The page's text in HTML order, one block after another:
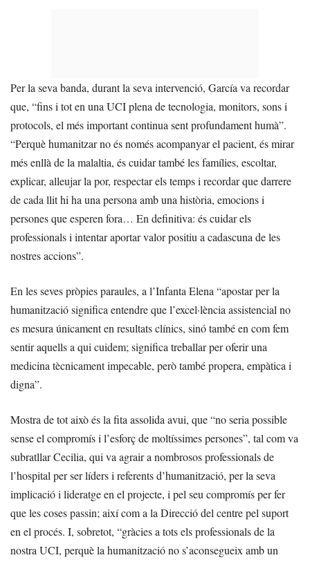
Per la seva banda, durant la seva intervenció, García va recordar
que, “fins i tot en una UCI plena de tecnologia, monitors, sons i
protocols, el més important continua sent profundament humà”.
“Perquè humanitzar no és només acompanyar el pacient, és mirar
més enllà de la malaltia, és cuidar també les famílies, escoltar,
explicar, alleujar la por, respectar els temps i recordar que darrere
de cada llit hi ha una persona amb una història, emocions i
persones que esperen fora… En definitiva: és cuidar els
professionals i intentar aportar valor positiu a cadascuna de les
nostres accions”.
En les seves pròpies paraules, a l’Infanta Elena “apostar per la
humanització significa entendre que l’excel·lència assistencial no
es mesura únicament en resultats clínics, sinó també en com fem
sentir aquells a qui cuidem; significa treballar per oferir una
medicina tècnicament impecable, però també propera, empàtica i
digna”.
Mostra de tot això és la fita assolida avui, que “no seria possible
sense el compromís i l’esforç de moltíssimes persones”, tal com va
subratllar Cecilia, qui va agrair a nombrosos professionals de
l’hospital per ser líders i referents d’humanització, per la seva
implicació i lideratge en el projecte, i pel seu compromís per fer
que les coses passin; així com a la Direcció del centre pel suport
en el procés. I, sobretot, “gràcies a tots els professionals de la
nostra UCI, perquè la humanització no s’aconsegueix amb un